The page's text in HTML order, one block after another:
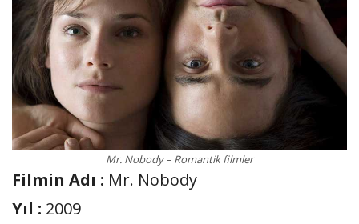
Mr. Nobody – Romantik filmler
Filmin Adı : Mr. Nobody
Yıl : 2009